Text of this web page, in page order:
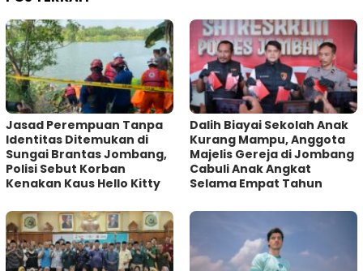
Jasad Perempuan Tanpa
Identitas Ditemukan di
Sungai Brantas Jombang,
Polisi Sebut Korban
Kenakan Kaus Hello Kitty
Dalih Biayai Sekolah Anak
Kurang Mampu, Anggota
Majelis Gereja di Jombang
Cabuli Anak Angkat
Selama Empat Tahun